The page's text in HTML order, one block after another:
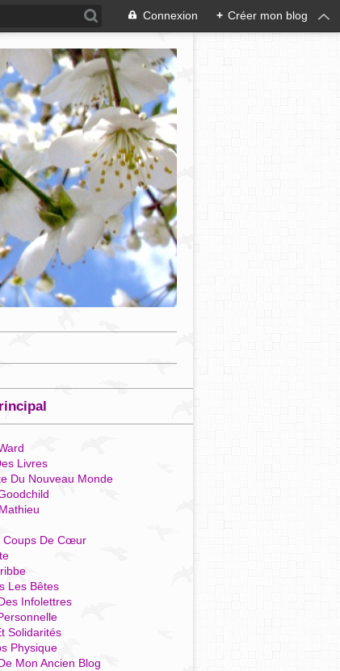
Connexion + Créer mon blog
Livres
Du Nouveau Monde
Coups De Cœur
Les Bêtes
Infolettres
Solidarités
Physique
Mon Ancien Blog